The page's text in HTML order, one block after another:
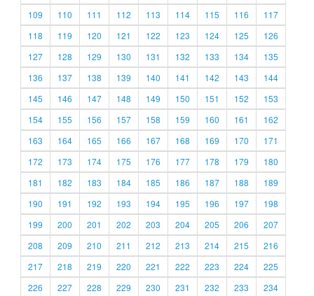
109
110 111 112 113 114 115 116
117
118
119 120 121 122 123 124 125
126
127
128 129 130 131 132 133 134
135
136
137 138 139 140 141 142 143
144
145
146 147 148 149 150 151 152
153
154
155 156 157 158 159 160 161
162
163
164 165 166 167 168 169 170
171
172
173 174 175 176 177 178 179
180
181
182 183 184 185 186 187 188
189
190
191 192 193 194 195 196 197
198
199
200 201 202 203 204 205 206
207
208
209 210 211 212 213 214 215
216
217
218 219 220 221 222 223 224
225
226
227 228 229 230 231 232 233 234